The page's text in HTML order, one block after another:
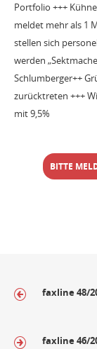
Portfolio +++
meldet mehr als 1
stellen sich
werden
Schlumberger++
zurücktreten +++
mit 9,5%
BITTE
faxline 48/
faxline 46/